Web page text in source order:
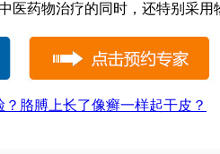
医药物治疗的同时，还特别采用
胳膊上长了像癣一样起干皮？